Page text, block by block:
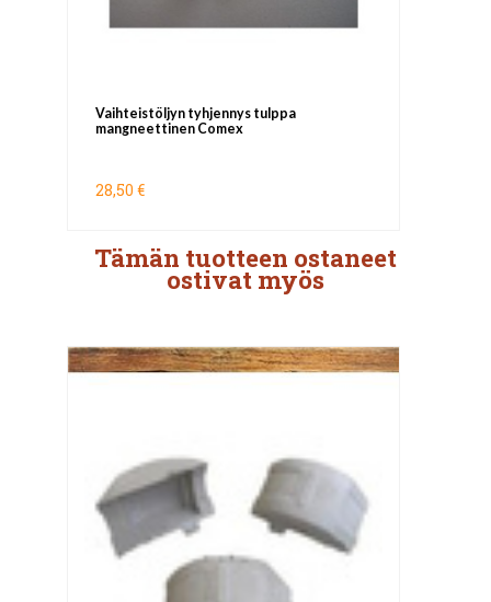
Vaihteistöljyn tyhjennys tulppa
mangneettinen Comex
28,50 €
Tämän tuotteen ostaneet
ostivat myös